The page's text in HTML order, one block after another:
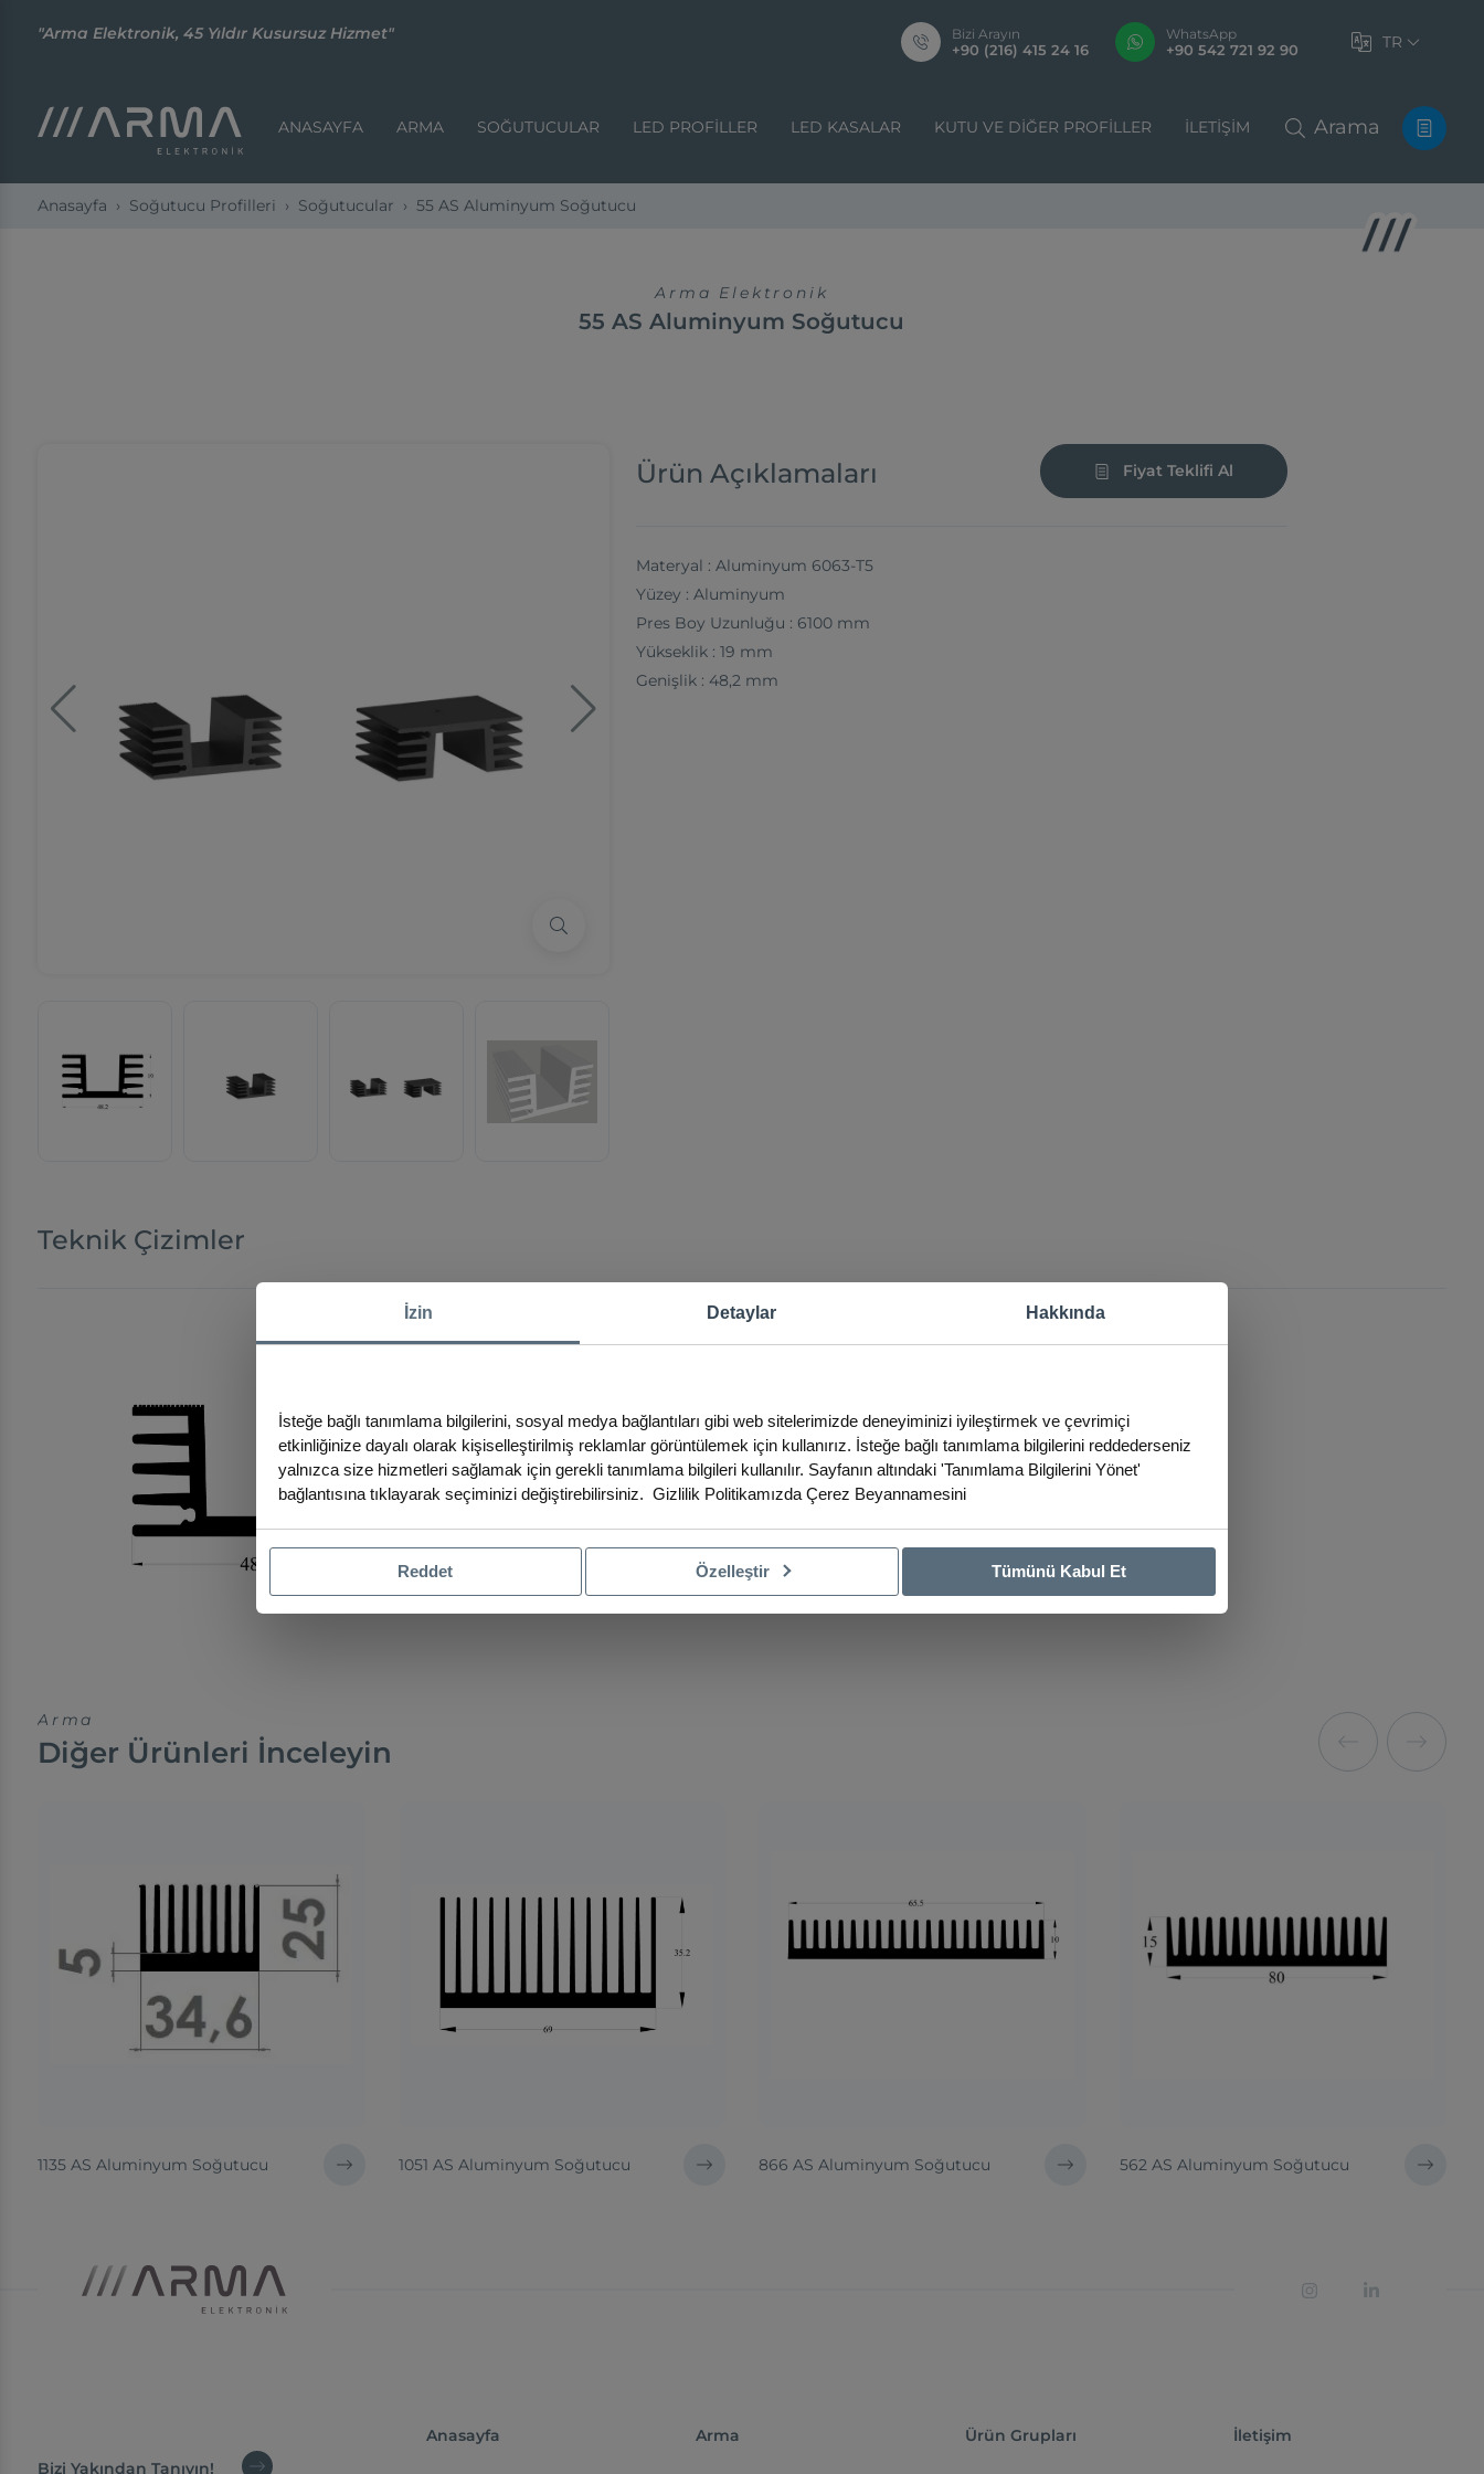
"Arma Elektronik, 45 Yıldır Kusursuz Hizmet" Bizi Arayın
+90 (216) 415 24 16
WhatsApp
+90 542 721 92 90 TR
ANASAYFA ARMA SOĞUTUCULAR LED PROFILLER LED KASALAR KUTU VE DIĞER PROFILLER İLETIŞIM Arama
Anasayfa Soğutucu Profilleri Soğutucular 55 AS Aluminyum Soğutucu
Arma Elektronik
55 AS Aluminyum Soğutucu
Ürün Açıklamaları Fiyat Teklifi Al
Materyal : Aluminyum 6063-T5
Yüzey : Aluminyum
Pres Boy Uzunluğu : 6100 mm
Yükseklik : 19 mm
Genişlik : 48,2 mm
Teknik Çizimler
Arma
Diğer Ürünleri İnceleyin
1135 AS Aluminyum Soğutucu 1051 AS Aluminyum Soğutucu 866 AS Aluminyum Soğutucu 562 AS Aluminyum Soğutucu
Bizi Yakından Tanıyın!
Anasayfa Arma Ürün Grupları İletişim
İzin Detaylar Hakkında
İsteğe bağlı tanımlama bilgilerini, sosyal medya bağlantıları gibi web sitelerimizde deneyiminizi iyileştirmek ve çevrimiçi
etkinliğinize dayalı olarak kişiselleştirilmiş reklamlar görüntülemek için kullanırız. İsteğe bağlı tanımlama bilgilerini reddederseniz
yalnızca size hizmetleri sağlamak için gerekli tanımlama bilgileri kullanılır. Sayfanın altındaki 'Tanımlama Bilgilerini Yönet'
bağlantısına tıklayarak seçiminizi değiştirebilirsiniz. Gizlilik Politikamızda Çerez Beyannamesini
Reddet Özelleştir Tümünü Kabul Et